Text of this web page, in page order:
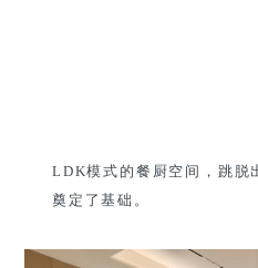
LDK模式的餐厨空间，跳脱
奠定了基础。